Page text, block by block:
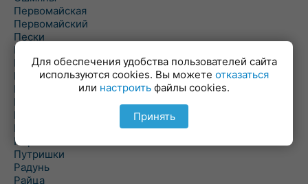
Первомайская
Первомайский
Пески
Петревичи
Погородно
Пограничный
Подлабенье
Подольцы
Подороск
Поречье
Порозово
Путришки
Радунь
Райца
Для обеспечения удобства пользователей сайта
используются cookies. Вы можете отказаться
или настроить файлы cookies.
Принять